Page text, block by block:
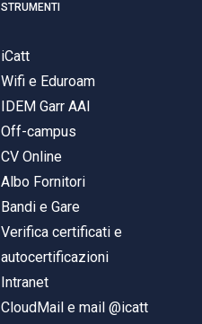
STRUMENTI
iCatt
Wifi e Eduroam
IDEM Garr AAI
Off-campus
CV Online
Albo Fornitori
Bandi e Gare
Verifica certificati e
autocertificazioni
Intranet
CloudMail e mail @icatt